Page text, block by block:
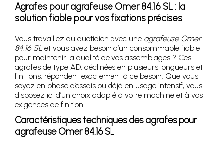
Agrafes pour agrafeuse Omer 84.16 SL : la
solution fiable pour vos fixations précises
Vous travaillez au quotidien avec une agrafeuse Omer
84.16 SL et vous avez besoin d’un consommable fiable
pour maintenir la qualité de vos assemblages ? Ces
agrafes de type AD, déclinées en plusieurs longueurs et
finitions, répondent exactement à ce besoin. Que vous
soyez en phase d’essais ou déjà en usage intensif, vous
disposez ici d’un choix adapté à votre machine et à vos
exigences de finition.
Caractéristiques techniques des agrafes pour
agrafeuse Omer 84.16 SL